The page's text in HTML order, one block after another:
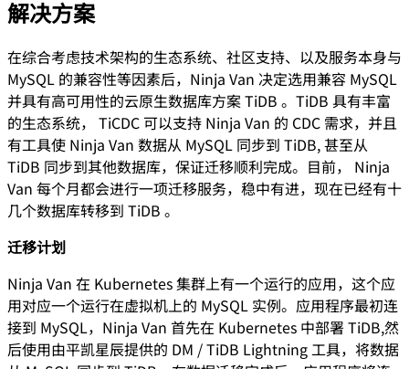
解决方案
在综合考虑技术架构的生态系统、社区支持、以及服务本身与
MySQL 的兼容性等因素后，Ninja Van 决定选用兼容 MySQL
并具有高可用性的云原生数据库方案 TiDB 。TiDB 具有丰富
的生态系统， TiCDC 可以支持 Ninja Van 的 CDC 需求，并且
有工具使 Ninja Van 数据从 MySQL 同步到 TiDB, 甚至从
TiDB 同步到其他数据库，保证迁移顺利完成。目前， Ninja
Van 每个月都会进行一项迁移服务，稳中有进，现在已经有十
几个数据库转移到 TiDB 。
迁移计划
Ninja Van 在 Kubernetes 集群上有一个运行的应用，这个应
用对应一个运行在虚拟机上的 MySQL 实例。应用程序最初连
接到 MySQL，Ninja Van 首先在 Kubernetes 中部署 TiDB,然
后使用由平凯星辰提供的 DM / TiDB Lightning 工具，将数据